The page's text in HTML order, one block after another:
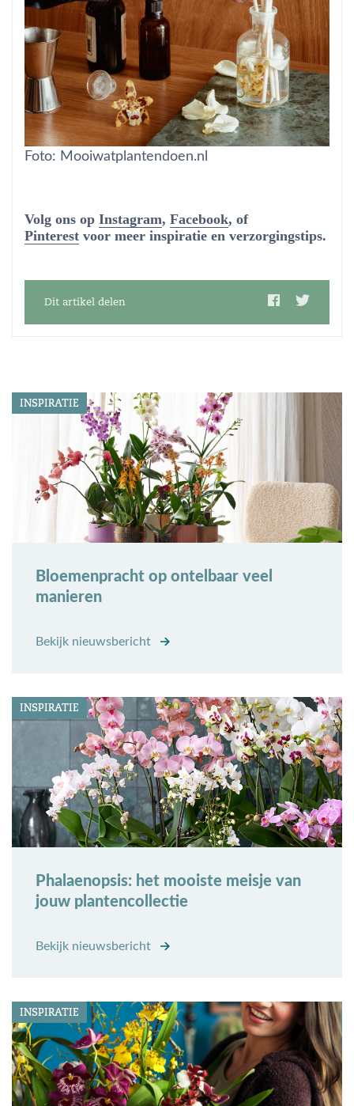
Foto: Mooiwatplantendoen.nl
Volg ons op Instagram, Facebook, of
Pinterest voor meer inspiratie en verzorgingstips.
Dit artikel delen
INSPIRATIE
Bloemenpracht op ontelbaar veel
manieren
Bekijk nieuwsbericht
INSPIRATIE
Phalaenopsis: het mooiste meisje van
jouw plantencollectie
Bekijk nieuwsbericht
INSPIRATIE